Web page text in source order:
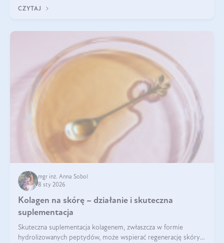
CZYTAJ
mgr inż. Anna Sobol
8 sty 2026
Kolagen na skórę – działanie i skuteczna
suplementacja
Skuteczna suplementacja kolagenem, zwłaszcza w formie
hydrolizowanych peptydów, może wspierać regenerację skóry i